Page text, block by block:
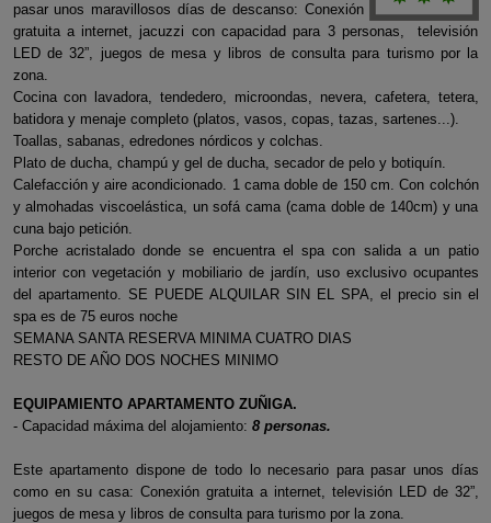
pasar unos maravillosos días de descanso: Conexión
gratuita a internet, jacuzzi con capacidad para 3 personas, televisión
LED de 32”, juegos de mesa y libros de consulta para turismo por la
zona.
Cocina con lavadora, tendedero, microondas, nevera, cafetera, tetera,
batidora y menaje completo (platos, vasos, copas, tazas, sartenes...).
Toallas, sabanas, edredones nórdicos y colchas.
Plato de ducha, champú y gel de ducha, secador de pelo y botiquín.
Calefacción y aire acondicionado. 1 cama doble de 150 cm. Con colchón
y almohadas viscoelástica, un sofá cama (cama doble de 140cm) y una
cuna bajo petición.
Porche acristalado donde se encuentra el spa con salida a un patio
interior con vegetación y mobiliario de jardín, uso exclusivo ocupantes
del apartamento. SE PUEDE ALQUILAR SIN EL SPA, el precio sin el
spa es de 75 euros noche
SEMANA SANTA RESERVA MINIMA CUATRO DIAS
RESTO DE AÑO DOS NOCHES MINIMO
EQUIPAMIENTO APARTAMENTO ZUÑIGA.
- Capacidad máxima del alojamiento: 8 personas.
Este apartamento dispone de todo lo necesario para pasar unos días
como en su casa: Conexión gratuita a internet, televisión LED de 32”,
juegos de mesa y libros de consulta para turismo por la zona.